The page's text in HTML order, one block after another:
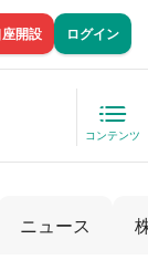
座開設 ログイン
コンテンツ
ニュース